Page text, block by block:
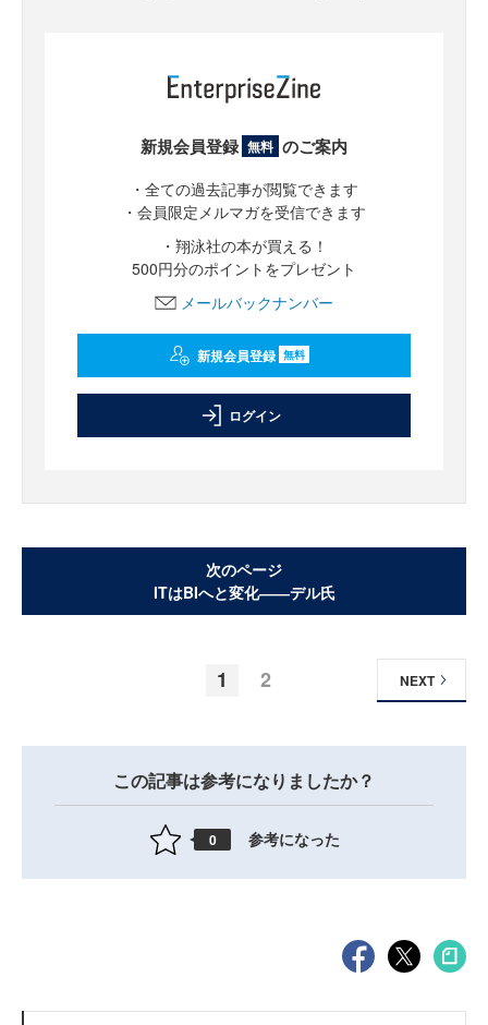
新規会員登録 無料 のご案内
・全ての過去記事が閲覧できます
・会員限定メルマガを受信できます
・翔泳社の本が買える！
500円分のポイントをプレゼント
メールバックナンバー
新規会員登録 無料
ログイン
次のページ
ITはBIへと変化――デル氏
1 2 NEXT
この記事は参考になりましたか？
0 参考になった